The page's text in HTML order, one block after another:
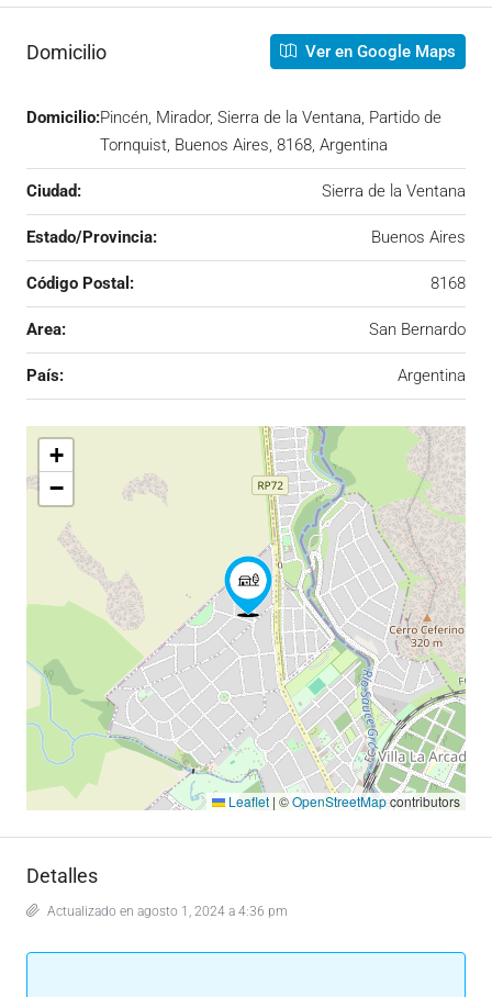
Domicilio Ver en Google Maps
Domicilio:Pincén, Mirador, Sierra de la Ventana, Partido de
Tornquist, Buenos Aires, 8168, Argentina
Ciudad: Sierra de la Ventana
Estado/Provincia: Buenos Aires
Código Postal: 8168
Area: San Bernardo
País: Argentina
+
−
Leaflet | ©OpenStreetMapcontributors
Detalles
Actualizado en agosto 1, 2024 a 4:36 pm